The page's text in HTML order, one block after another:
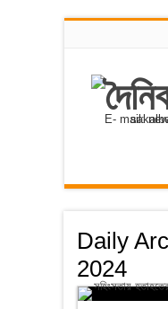
E- mail:
Daily
2024